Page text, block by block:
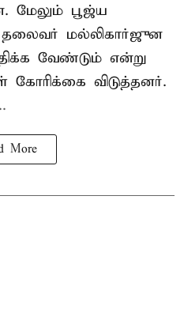
மேலும் பூஜ்ய
தலைவர் மல்லிகார்ஜுன
வேண்டும் என்று
கோரிக்கை விடுத்தனர்.
More